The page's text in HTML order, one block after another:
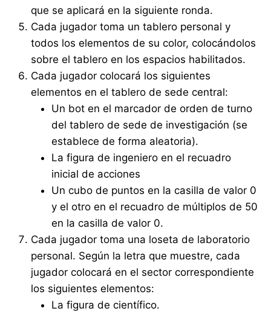
que se aplicará en la siguiente ronda.
Cada jugador toma un tablero personal y
todos los elementos de su color, colocándolos
sobre el tablero en los espacios habilitados.
Cada jugador colocará los siguientes
elementos en el tablero de sede central:
Un bot en el marcador de orden de turno
del tablero de sede de investigación (se
establece de forma aleatoria).
La figura de ingeniero en el recuadro
inicial de acciones
Un cubo de puntos en la casilla de valor 0
y el otro en el recuadro de múltiplos de 50
en la casilla de valor 0.
Cada jugador toma una loseta de laboratorio
personal. Según la letra que muestre, cada
jugador colocará en el sector correspondiente
los siguientes elementos:
La figura de científico.